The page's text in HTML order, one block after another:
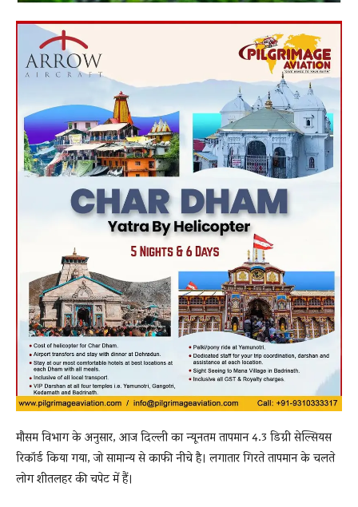
मौसम विभाग के अनुसार, आज दिल्ली का न्यूनतम तापमान 4.3 डिग्री सेल्सियस
रिकॉर्ड किया गया, जो सामान्य से काफी नीचे है। लगातार गिरते तापमान के चलते
लोग शीतलहर की चपेट में हैं।